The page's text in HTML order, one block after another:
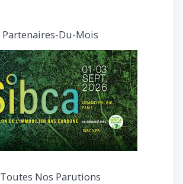
interviews
Partenaires-Du-Mois
Toutes Nos Parutions